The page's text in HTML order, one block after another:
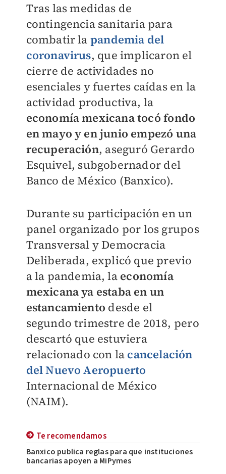
Tras las medidas de
contingencia sanitaria para
combatir la pandemia del
coronavirus, que implicaron el
cierre de actividades no
esenciales y fuertes caídas en la
actividad productiva, la
economía mexicana tocó fondo
en mayo y en junio empezó una
recuperación, aseguró Gerardo
Esquivel, subgobernador del
Banco de México (Banxico).
Durante su participación en un
panel organizado por los grupos
Transversal y Democracia
Deliberada, explicó que previo
a la pandemia, la economía
mexicana ya estaba en un
estancamiento desde el
segundo trimestre de 2018, pero
descartó que estuviera
relacionado con la cancelación
del Nuevo Aeropuerto
Internacional de México
(NAIM).
Te recomendamos
Banxico publica reglas para que instituciones
bancarias apoyen a MiPymes